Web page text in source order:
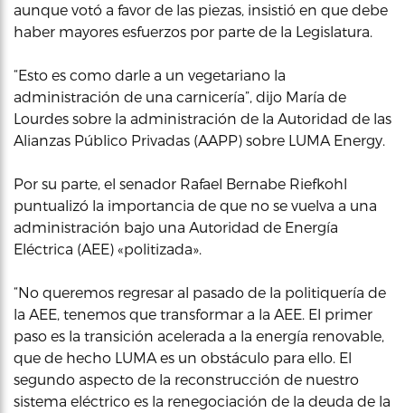
aunque votó a favor de las piezas, insistió en que debe
haber mayores esfuerzos por parte de la Legislatura.
“Esto es como darle a un vegetariano la
administración de una carnicería”, dijo María de
Lourdes sobre la administración de la Autoridad de las
Alianzas Público Privadas (AAPP) sobre LUMA Energy.
Por su parte, el senador Rafael Bernabe Riefkohl
puntualizó la importancia de que no se vuelva a una
administración bajo una Autoridad de Energía
Eléctrica (AEE) «politizada».
“No queremos regresar al pasado de la politiquería de
la AEE, tenemos que transformar a la AEE. El primer
paso es la transición acelerada a la energía renovable,
que de hecho LUMA es un obstáculo para ello. El
segundo aspecto de la reconstrucción de nuestro
sistema eléctrico es la renegociación de la deuda de la